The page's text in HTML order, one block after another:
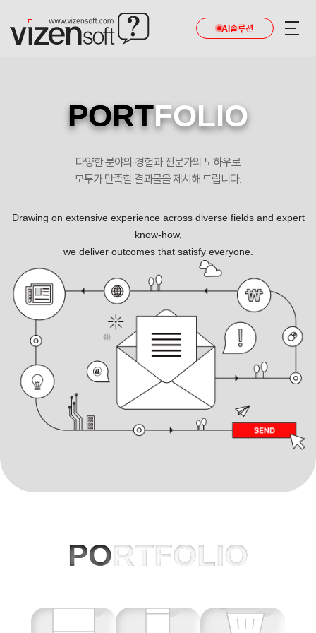
AI솔루션
더드림재활요양병원 반응형 요양병원 홈페이지제작 포트폴리오
PORTFOLIO
다양한 분야의 경험과 전문가의 노하우로
모두가 만족할 결과물을 제시해 드립니다.
Drawing on extensive experience across diverse fields and expert
know-how,
we deliver outcomes that satisfy everyone.
PORTFOLIO